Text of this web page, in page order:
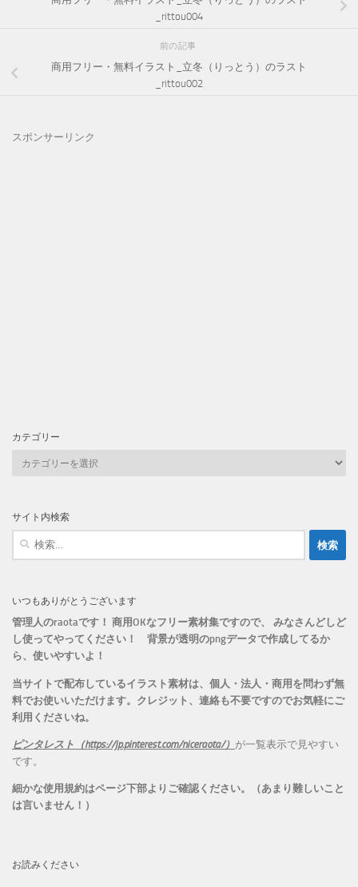
_rittou004
前の記事
商用フリー・無料イラスト_立冬（りっとう）のラスト
_rittou002
スポンサーリンク
カテゴリー
ー
サイト内検索
検
いつもありがとうございます
管理人のraotaです！ 商用OKなフリー素材集ですので、 みなさんどしど
し使ってやってください！ 背景が透明のpngデータで作成してるか
ら、 使いやすいよ！
当サイトで配布しているイラスト素材は、個人・法人・商用を問わず無
料でお使いいただけます。 クレジット、連絡も不要ですのでお気軽にご
利用くださいね。
ピンタレスト（https://jp.pinterest.com/niceraota/） が一覧表示で見やすい
です。
細かな使用規約はページ下部よりご確認ください。（あまり難しいこと
は言いません！）
お読みください